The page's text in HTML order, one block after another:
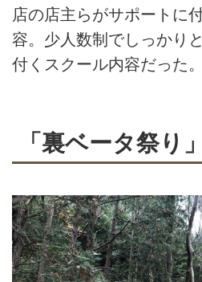
店の店主らがサポートに
容。少人数制でしっかり
付くスクール内容だった。
「裏ベータ祭り